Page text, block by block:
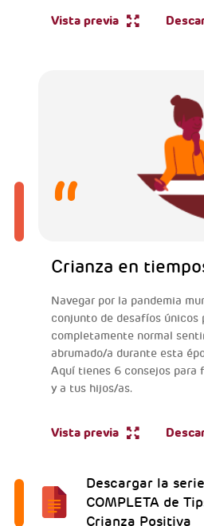
Vista previa
Crianza en
Navegar por la pandemia
conjunto de desafíos únicos
completamente normal
abrumado/a durante esta
Aquí tienes 6 consejos
y a tus hijos/as.
Vista previa
Descargar la serie
COMPLETA de
Crianza Positiva